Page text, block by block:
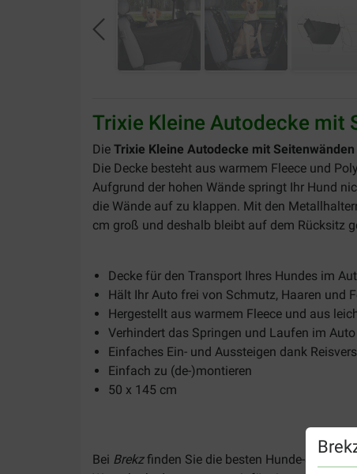
Trixie Kleine Autodecke mit
Die Trixie Kleine Autodecke mit Seitenwänden
Die Decke besteht aus warmem Fleece und
Aufgrund der hohen Wände springt Ihr Hund
die Wände auf zu klappen. Mit den
cm groß und deshalb bleibt auf dem Rücksitz
Decke für den Transport Ihres Hundes im
Hält Ihr Auto frei von Schmutz, Haaren und
Hergestellt aus warmem Fleece und aus
Verhindert das Springen und Laufen im Auto
Einfaches Ein- und Aussteigen dank
Einfach zu (de-)montieren
50 x 145 cm
Bei Brekzfinden Sie die besten Hunde-